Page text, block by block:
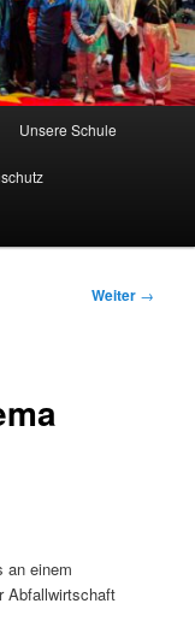
Unsere Schule
Weiter →
an einem
Abfallwirtschaft